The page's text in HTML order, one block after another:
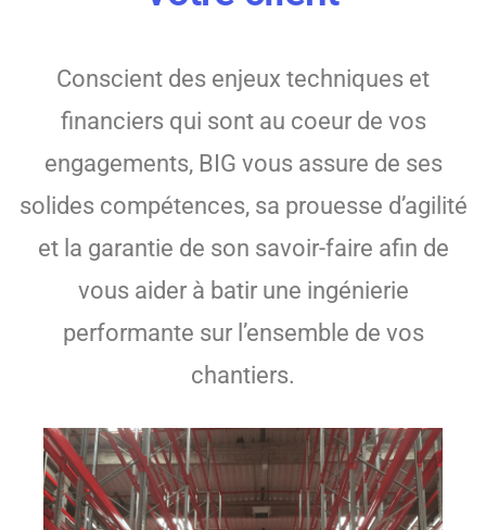
Conscient des enjeux techniques et
financiers qui sont au coeur de vos
engagements, BIG vous assure de ses
solides compétences, sa prouesse d’agilité
et la garantie de son savoir-faire afin de
vous aider à batir une ingénierie
performante sur l’ensemble de vos
chantiers.